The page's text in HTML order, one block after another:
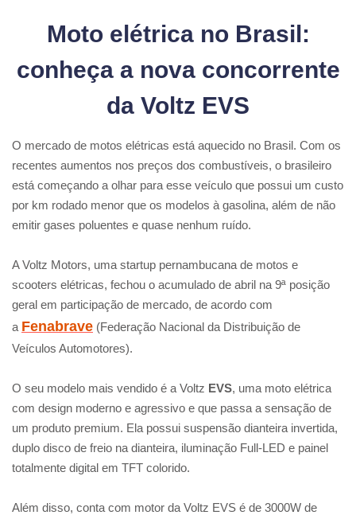
Moto elétrica no Brasil:
conheça a nova concorrente
da Voltz EVS
O mercado de motos elétricas está aquecido no Brasil. Com os
recentes aumentos nos preços dos combustíveis, o brasileiro
está começando a olhar para esse veículo que possui um custo
por km rodado menor que os modelos à gasolina, além de não
emitir gases poluentes e quase nenhum ruído.
A Voltz Motors, uma startup pernambucana de motos e
scooters elétricas, fechou o acumulado de abril na 9ª posição
geral em participação de mercado, de acordo com
a Fenabrave (Federação Nacional da Distribuição de
Veículos Automotores).
O seu modelo mais vendido é a Voltz EVS, uma moto elétrica
com design moderno e agressivo e que passa a sensação de
um produto premium. Ela possui suspensão dianteira invertida,
duplo disco de freio na dianteira, iluminação Full-LED e painel
totalmente digital em TFT colorido.
Além disso, conta com motor da Voltz EVS é de 3000W de